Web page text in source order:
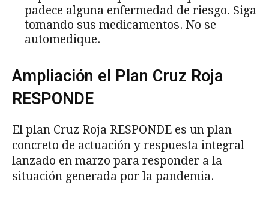
padece alguna enfermedad de riesgo. Siga
tomando sus medicamentos. No se
automedique.
Ampliación el Plan Cruz Roja
RESPONDE
El plan Cruz Roja RESPONDE es un plan
concreto de actuación y respuesta integral
lanzado en marzo para responder a la
situación generada por la pandemia.